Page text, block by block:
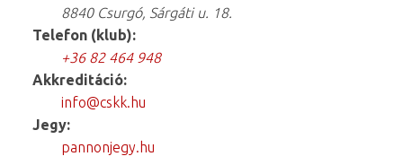
8840 Csurgó, Sárgáti u. 18.
Telefon (klub):
+36 82 464 948
Akkreditáció:
info@cskk.hu
Jegy:
pannonjegy.hu